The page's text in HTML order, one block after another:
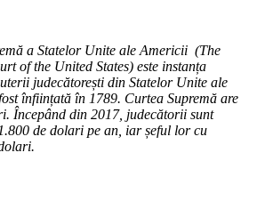
a Statelor Unite ale Americii (The
of the United States) este instanța
judecătorești din Statelor Unite ale
înființată în 1789. Curtea Supremă are
Începând din 2017, judecătorii sunt
de dolari pe an, iar șeful lor cu